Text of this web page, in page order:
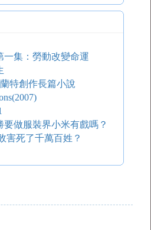
一集：勞動改變命運
特創作長篇小說
做服裝界小米有戲嗎？
害死了千萬百姓？